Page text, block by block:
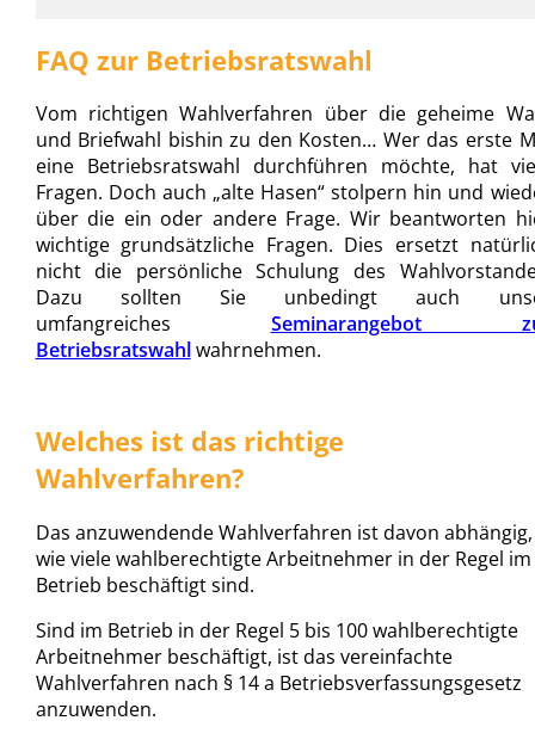
FAQ zur Betriebsratswahl
Vom richtigen Wahlverfahren über die geheime
und Briefwahl bishin zu den Kosten… Wer das erste
eine Betriebsratswahl durchführen möchte, hat
Fragen. Doch auch „alte Hasen“ stolpern hin und
über die ein oder andere Frage. Wir beantworten
wichtige grundsätzliche Fragen. Dies ersetzt
nicht die persönliche Schulung des
Dazu sollten Sie unbedingt auch
umfangreiches Seminarangebot
Betriebsratswahlwahrnehmen.
Welches ist das richtige
Wahlverfahren?
Das anzuwendende Wahlverfahren ist davon abhängig,
wie viele wahlberechtigte Arbeitnehmer in der Regel im
Betrieb beschäftigt sind.
Sind im Betrieb in der Regel 5 bis 100 wahlberechtigte
Arbeitnehmer beschäftigt, ist das vereinfachte
Wahlverfahren nach § 14 a Betriebsverfassungsgesetz
anzuwenden.